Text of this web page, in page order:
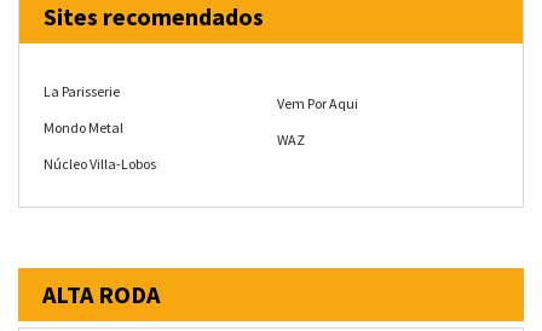
Sites recomendados
La Parisserie
Mondo Metal
Núcleo Villa-Lobos
Vem Por Aqui
WAZ
ALTA RODA